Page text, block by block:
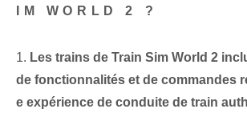
IM WORLD 2 ?
1. Les trains de Train Sim World 2
de fonctionnalités et de commandes
e expérience de conduite de train